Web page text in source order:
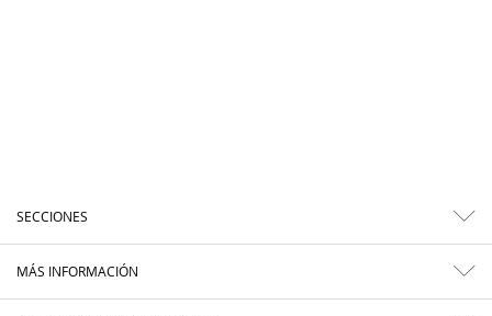
SECCIONES
MÁS INFORMACIÓN